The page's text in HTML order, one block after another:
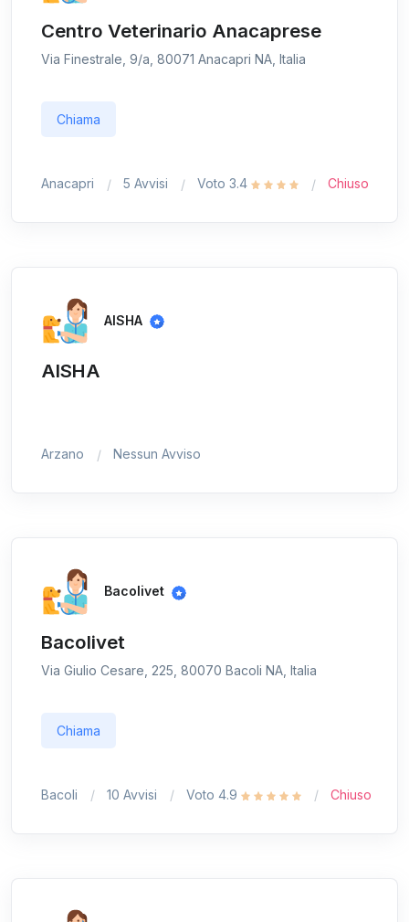
Centro Veterinario Anacaprese
Via Finestrale, 9/a, 80071 Anacapri NA, Italia
Chiama
Anacapri 5 Avvisi Voto 3.4 Chiuso
AISHA
AISHA
Arzano Nessun Avviso
Bacolivet
Bacolivet
Via Giulio Cesare, 225, 80070 Bacoli NA, Italia
Chiama
Bacoli 10 Avvisi Voto 4.9 Chiuso